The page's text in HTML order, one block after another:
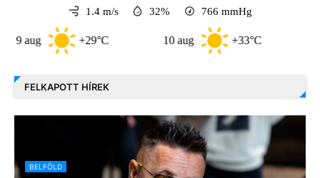
1.4 m/s 32% 766 mmHg
+29°C +33°C
FELKAPOTT HÍREK
BELFÖLD